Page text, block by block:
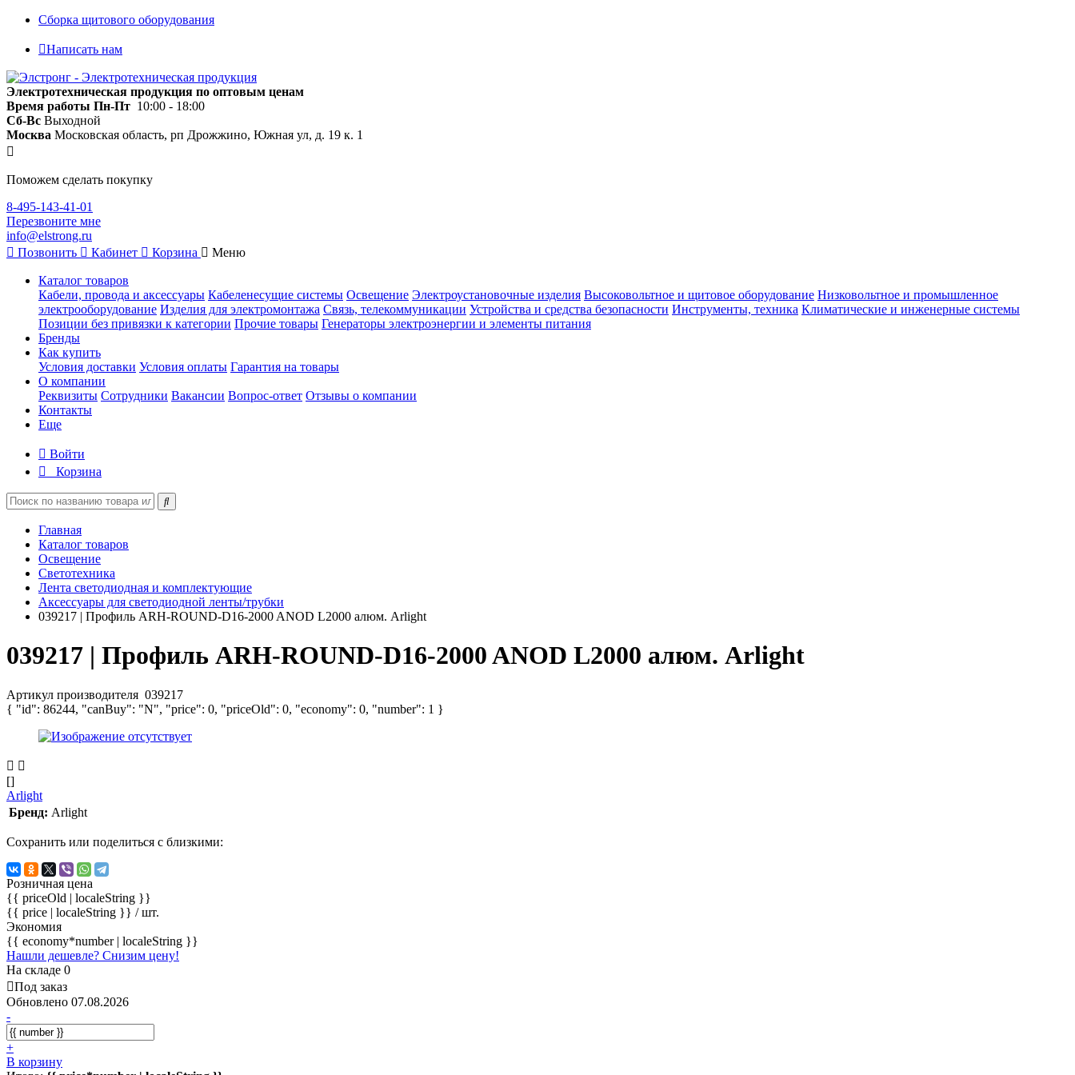
Сборка щитового оборудования
Написать нам
Электротехническая продукция по оптовым ценам
Время работы Пн-Пт 10:00 - 18:00
Сб-Вс Выходной
Москва Московская область, рп Дрожжино, Южная ул, д. 19 к. 1
Поможем сделать покупку
8-495-143-41-01
Перезвоните мне
info@elstrong.ru
Позвонить
Кабинет Корзина Меню
Каталог товаров
Кабели, провода и аксессуары Кабеленесущие системы Освещение Электроустановочные изделия Высоковольтное и щитовое оборудование Низковольтное и промышленное
электрооборудование Изделия для электромонтажа Связь, телекоммуникации Устройства и средства безопасности Инструменты, техника Климатические и инженерные системы
Позиции без привязки к категории Прочие товары Генераторы электроэнергии и элементы питания
Бренды
Как купить
Условия доставки Условия оплаты Гарантия на товары
О компании
Реквизиты Сотрудники Вакансии Вопрос-ответ Отзывы о компании
Контакты
Еще
Войти
Корзина
Главная
Каталог товаров
Освещение
Светотехника
Лента светодиодная и комплектующие
Аксессуары для светодиодной ленты/трубки
039217 | Профиль ARH-ROUND-D16-2000 ANOD L2000 алюм. Arlight
039217 | Профиль ARH-ROUND-D16-2000 ANOD L2000 алюм. Arlight
Артикул производителя 039217
{ "id": 86244, "canBuy": "N", "price": 0, "priceOld": 0, "economy": 0, "number": 1 }
[]
Arlight
Бренд: Arlight
Сохранить или поделиться с близкими:
Розничная цена
{{ priceOld | localeString }}
{{ price | localeString }} / шт.
Экономия
{{ economy*number | localeString }}
Нашли дешевле? Снизим цену!
На складе 0
Под заказ
Обновлено 07.08.2026
-
+
В корзину